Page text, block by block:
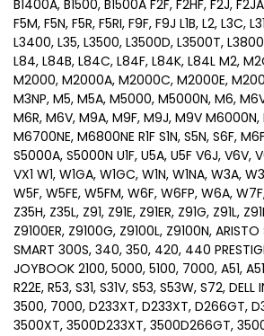
B1400A, B1500, B1500A F2F, F2HF, F2J,
F5M, F5N, F5R, F5RI, F9F, F9J L1B, L2, L3C,
L3400, L35, L3500, L3500D, L3500T,
L84, L84B, L84C, L84F, L84K, L84L M2,
M2000, M2000A, M2000C, M2000E,
M3NP, M5, M5A, M5000, M5000N, M6,
M6R, M6V, M9A, M9F, M9J, M9V
M6700NE, M6800NE R1F S1N, S5N, S6F,
S5000A, S5000N U1F, U5A, U5F V6J, V6V,
VX1 W1, W1GA, W1GC, W1N, W1NA, W3A,
W5F, W5FE, W5FM, W6F, W6FP, W6A,
Z35H, Z35L, Z91, Z91E, Z91ER, Z91G, Z91L,
Z9100ER, Z9100G, Z9100L, Z9100N,
SMART 300S, 340, 350, 420, 440
JOYBOOK 2100, 5000, 5100, 7000, A51,
R22E, R53, S31, S31V, S53, S53W, S72,
3500, 7000, D233XT, D233XT, D266GT,
3500XT, 3500D233XT, 3500D266GT,